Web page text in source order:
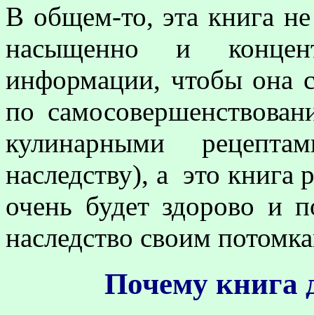
В общем-то, эта книга
насыщенно и
информации, чтобы она
по
кулинарными
наследству), а это
очень будет здорово и
наследство своим
Почему книга